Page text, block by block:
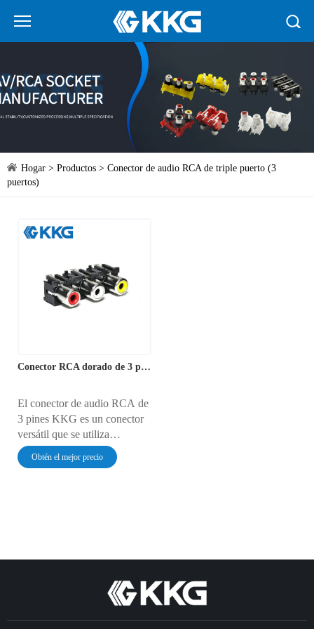
Hogar > Productos > Conector de audio RCA de triple puerto (3
puertos)
Conector RCA dorado de 3 pines
El conector de audio RCA de
3 pines KKG es un conector
versátil que se utiliza
comúnmente para transmitir
señales de audio y video
Gracias a su construcción
superior, es ideal para
sistemas de entretenimiento
doméstico y configuraciones
Obtén el mejor precio